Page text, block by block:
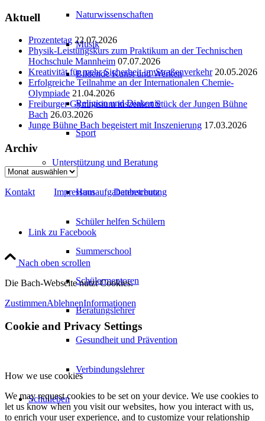
Naturwissenschaften
Musik
Bildende Kunst und Werken
Religion und Diakonie
Sport
Unterstützung und Beratung
Hausaufgabenbetreuung
Schüler helfen Schülern
Summerschool
Schülermentoren
Beratungslehrer
Gesundheit und Prävention
Verbindungslehrer
Schulleben
Aktuell
Prozentetag 22.07.2026
Physik-Leistungskurs zum Praktikum an der Technischen
Hochschule Mannheim 07.07.2026
Kreativität für mehr Sicherheit im Straßenverkehr 20.05.2026
Erfolgreiche Teilnahme an der Internationalen Chemie-
Olympiade 21.04.2026
Freiburger Gymnasium inszeniert Stück der Jungen Bühne
Bach 26.03.2026
Junge Bühne Bach begeistert mit Inszenierung 17.03.2026
Archiv
Archiv
Kontakt Impressum Datenschutz
Link zu Facebook
Nach oben scrollen
Die Bach-Webseite nutzt Cookies.
ZustimmenAblehnenInformationen
Cookie and Privacy Settings
How we use cookies
We may request cookies to be set on your device. We use cookies to
let us know when you visit our websites, how you interact with us,
to enrich your user experience, and to customize your relationship